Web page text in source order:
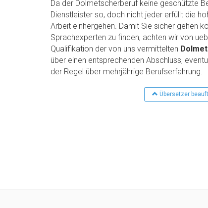
Da der Dolmetscherberuf keine geschützte
Dienstleister so, doch nicht jeder erfüllt die
Arbeit einhergehen. Damit Sie sicher gehen
Sprachexperten zu finden, achten wir von
Qualifikation der von uns vermittelten
über einen entsprechenden Abschluss,
der Regel über mehrjährige Berufserfahrung.
Übersetzer